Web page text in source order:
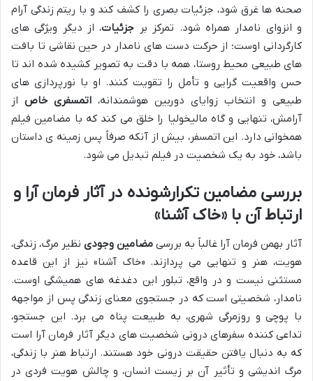
صحنه ها غرق شود، جزئیات بصری را کشف کند و با ریتم زندگی آرام
و انزوای نامدار همراه شود. تمرکز بر جزئیات، از دیگر ویژگی های
کارگردانی اوست؛ از حرکت دست های نامدار در حین نقاشی تا بافت
های طبیعی محیط روستا، همه با دقت به تصویر کشیده شده اند تا
حس واقعیت گرایی و تأمل را تقویت کنند. او با نورپردازی های
طبیعی و انتخاب زوایای دوربین هوشمندانه، اتمسفری خاص از
آرامش، تنهایی و گاه مالیخولیا را خلق می کند که با مضامین فیلم
همخوانی دارد. این اتمسفر، بیش از آنکه صرفاً پس زمینه ی داستان
باشد، خود به یک شخصیت در فیلم تبدیل می شود.
بررسی مضامین تکرارشونده در آثار فرمان آرا و
ارتباط آن با «خاک آشنا»
آثار بهمن فرمان آرا غالباً به بررسی مضامین وجودی نظیر مرگ، زندگی،
هویت، هنر و تنهایی می پردازند. «خاک آشنا» نیز از این قاعده
مستثنی نیست و در واقع، تبلور این دغدغه های همیشگی اوست.
نامدار، شخصیتی است که در جستجوی معنای زندگی پس از مواجهه
با پوچی و روزمرگی شهری، به طبیعت پناه می برد. این جستجو،
تداعی کننده سفرهای درونی شخصیت های دیگر آثار فرمان آرا است
که به دنبال یافتن حقیقت درونی خود هستند. ارتباط هنر با زندگی،
مرگ اندیشی و تأثیر آن بر زیست انسان، و چالش هویت فردی در